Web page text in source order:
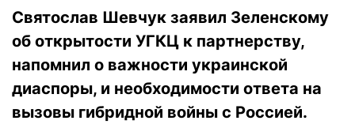
Святослав Шевчук заявил Зеленскому
об открытости УГКЦ к партнерству,
напомнил о важности украинской
диаспоры, и необходимости ответа на
вызовы гибридной войны с Россией.